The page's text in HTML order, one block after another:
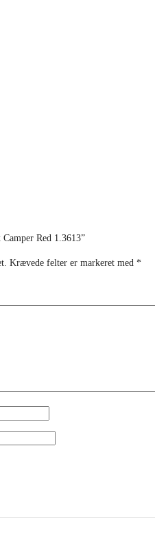
Red 1.3613”
Krævede felter er markeret med *